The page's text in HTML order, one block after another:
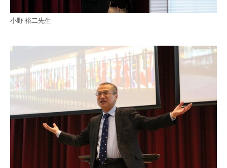
小野 裕二先生